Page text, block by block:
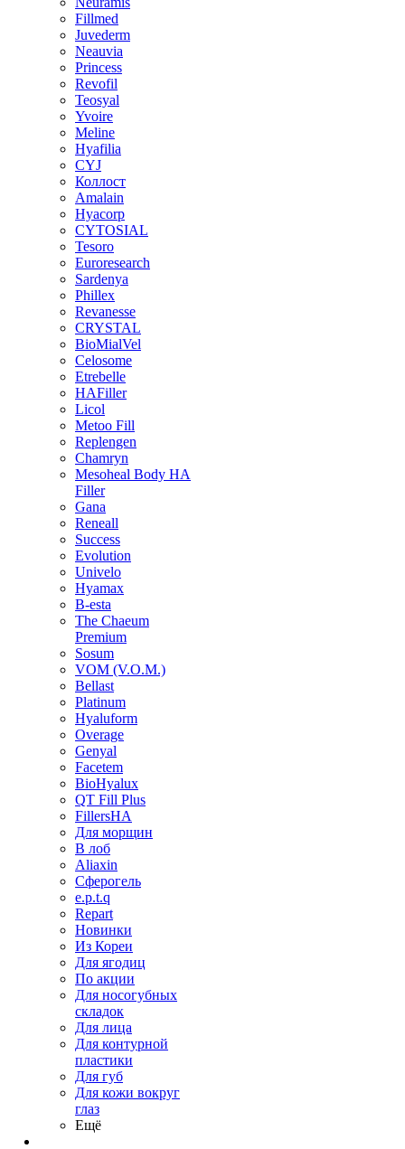
Fillmed
Juvederm
Neauvia
Princess
Revofil
Teosyal
Yvoire
Meline
Hyafilia
CYJ
Коллост
Amalain
Hyacorp
CYTOSIAL
Tesoro
Euroresearch
Sardenya
Phillex
Revanesse
CRYSTAL
BioMialVel
Celosome
Etrebelle
HAFiller
Licol
Metoo Fill
Replengen
Chamryn
Mesoheal Body HA
Filler
Gana
Reneall
Success
Evolution
Univelo
Hyamax
B-esta
The Chaeum
Premium
Sosum
VOM (V.O.M.)
Bellast
Platinum
Hyaluform
Overage
Genyal
Facetem
BioHyalux
QT Fill Plus
FillersHA
Для морщин
В лоб
Aliaxin
Сферогель
e.p.t.q
Repart
Новинки
Из Кореи
Для ягодиц
По акции
Для носогубных
складок
Для лица
Для контурной
пластики
Для губ
Для кожи вокруг
глаз
Ещё